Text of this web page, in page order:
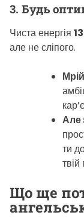
3. Будь
Чиста енергія
але не сліпого.
Але
ти
Що ще